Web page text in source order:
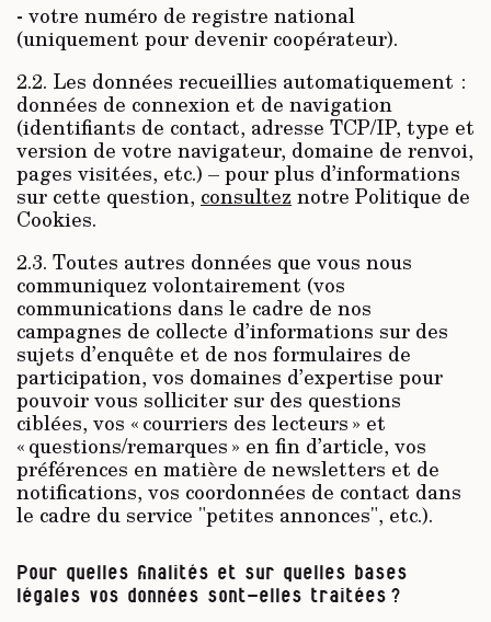
- votre numéro de registre national
(uniquement pour devenir coopérateur).
2.2. Les données recueillies automatiquement :
données de connexion et de navigation
(identifiants de contact, adresse TCP/IP, type et
version de votre navigateur, domaine de renvoi,
pages visitées, etc.) – pour plus d’informations
sur cette question, consultez notre Politique de
Cookies.
2.3. Toutes autres données que vous nous
communiquez volontairement (vos
communications dans le cadre de nos
campagnes de collecte d’informations sur des
sujets d’enquête et de nos formulaires de
participation, vos domaines d’expertise pour
pouvoir vous solliciter sur des questions
ciblées, vos « courriers des lecteurs » et
« questions/remarques » en fin d’article, vos
préférences en matière de newsletters et de
notifications, vos coordonnées de contact dans
le cadre du service "petites annonces", etc.).
Pour quelles finalités et sur quelles bases
légales vos données sont-elles traitées ?